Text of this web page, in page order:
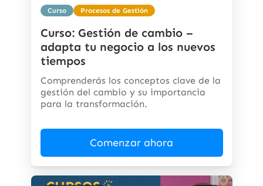
Curso Procesos de Gestión
Curso: Gestión de cambio –
adapta tu negocio a los nuevos
tiempos
Comprenderás los conceptos clave de la
gestión del cambio y su importancia
para la transformación.
Comenzar ahora